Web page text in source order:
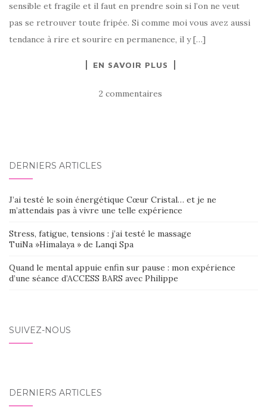
sensible et fragile et il faut en prendre soin si l’on ne veut
pas se retrouver toute fripée. Si comme moi vous avez aussi
tendance à rire et sourire en permanence, il y […]
EN SAVOIR PLUS
2 commentaires
DERNIERS ARTICLES
J’ai testé le soin énergétique Cœur Cristal… et je ne
m’attendais pas à vivre une telle expérience
Stress, fatigue, tensions : j’ai testé le massage
TuiNa »Himalaya » de Lanqi Spa
Quand le mental appuie enfin sur pause : mon expérience
d’une séance d’ACCESS BARS avec Philippe
SUIVEZ-NOUS
DERNIERS ARTICLES